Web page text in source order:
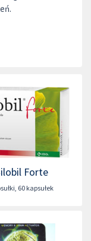
Forte
, 60 kapsułek